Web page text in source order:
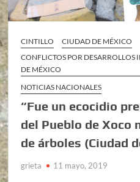
CINTILLO
CIUDAD DE MÉXICO
CONFLICTOS POR
DE MÉXICO
NOTICIAS NACIONALES
“Fue un ecocidio
del Pueblo de Xoco
de árboles (Ciudad
grieta 11 mayo, 2019